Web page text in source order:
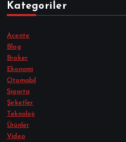
Kategoriler
Acente
Blog
Broker
Ekonomi
Otomobil
Sigorta
Şirketler
Teknoloji
Ürünler
Video